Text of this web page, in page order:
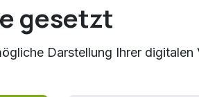
gesetzt
Darstellung Ihrer digitalen